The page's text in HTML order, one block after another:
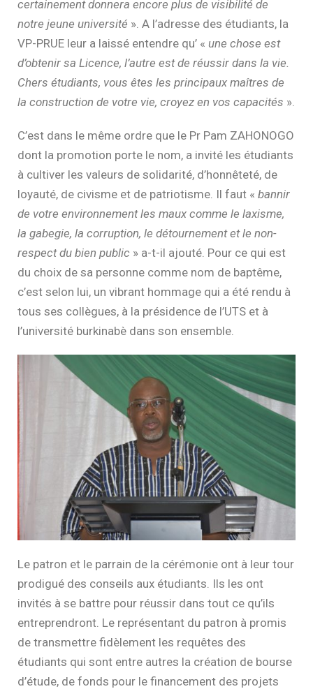
certainement donnera encore plus de visibilité de
notre jeune université ». A l’adresse des étudiants, la
VP-PRUE leur a laissé entendre qu’ « une chose est
d’obtenir sa Licence, l’autre est de réussir dans la vie.
Chers étudiants, vous êtes les principaux maîtres de
la construction de votre vie, croyez en vos capacités ».
C’est dans le même ordre que le Pr Pam ZAHONOGO
dont la promotion porte le nom, a invité les étudiants
à cultiver les valeurs de solidarité, d’honnêteté, de
loyauté, de civisme et de patriotisme. Il faut « bannir
de votre environnement les maux comme le laxisme,
la gabegie, la corruption, le détournement et le non-
respect du bien public » a-t-il ajouté. Pour ce qui est
du choix de sa personne comme nom de baptême,
c’est selon lui, un vibrant hommage qui a été rendu à
tous ses collègues, à la présidence de l’UTS et à
l’université burkinabè dans son ensemble.
Le patron et le parrain de la cérémonie ont à leur tour
prodigué des conseils aux étudiants. Ils les ont
invités à se battre pour réussir dans tout ce qu’ils
entreprendront. Le représentant du patron à promis
de transmettre fidèlement les requêtes des
étudiants qui sont entre autres la création de bourse
d’étude, de fonds pour le financement des projets